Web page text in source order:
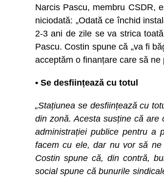
Narcis Pascu, membru CSDR,
niciodată: „Odată ce închid
2-3 ani de zile se va strica
Pascu. Costin spune că „va fi
acceptăm o finanțare care să
• Se desființează cu totul
„Stațiunea se desființează cu
din zonă. Acesta susține că
administrației publice pentru a
facem cu ele, dar nu vor să ne
Costin spune că, din contră,
social spune că bunurile